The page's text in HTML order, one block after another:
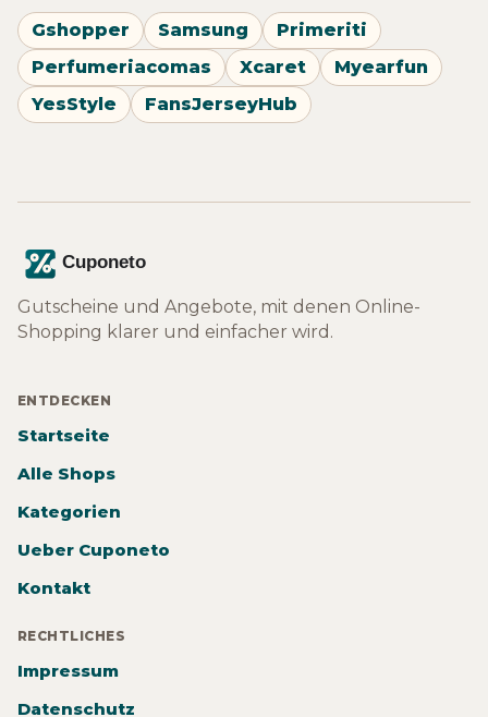
Gshopper Samsung
Primeriti
Perfumeriacomas
Xcaret
Myearfun
YesStyle
FansJerseyHub
Gutscheine und Angebote, mit denen Online-
Shopping klarer und einfacher wird.
ENTDECKEN
Startseite
Alle Shops
Kategorien
Ueber Cuponeto
Kontakt
RECHTLICHES
Impressum
Datenschutz